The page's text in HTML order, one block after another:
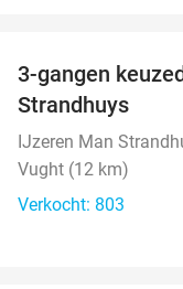
3-gangen
Strandhuys
IJzeren Man
Vught (12 km)
Verkocht: 803